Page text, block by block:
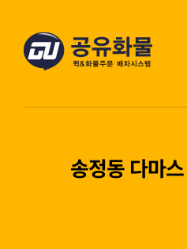
송정동 다마